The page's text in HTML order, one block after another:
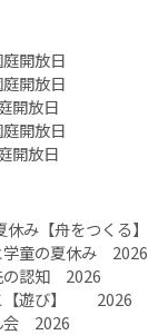
開放日
開放日
開放日
開放日
開放日
み【舟をつくる】
学童の夏休み 2026
の認知 2026
【遊び】 2026
会 2026